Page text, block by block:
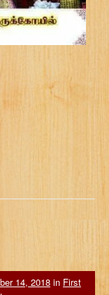
14, 2018 in First